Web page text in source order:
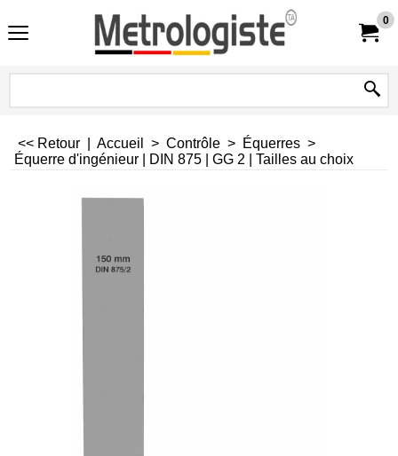
0
<< Retour Accueil > Contrôle > Équerres >
Équerre d'ingénieur | DIN 875 | GG 2 | Tailles au choix